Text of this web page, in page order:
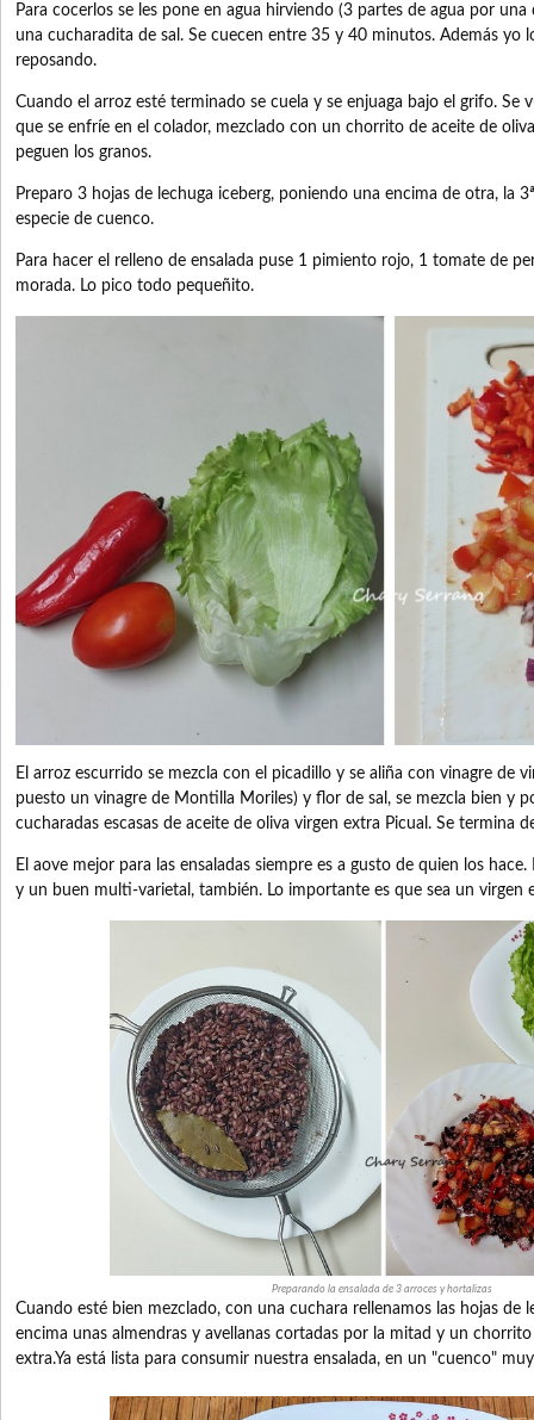
Para cocerlos se les pone en agua hirviendo (3 partes de agua por
una cucharadita de sal. Se cuecen entre 35 y 40 minutos. Además yo
reposando.
Cuando el arroz esté terminado se cuela y se enjuaga bajo el grifo. Se
que se enfríe en el colador, mezclado con un chorrito de aceite de
peguen los granos.
Preparo 3 hojas de lechuga iceberg, poniendo una encima de otra, la
especie de cuenco.
Para hacer el relleno de ensalada puse 1 pimiento rojo, 1 tomate de
morada. Lo pico todo pequeñito.
El arroz escurrido se mezcla con el picadillo y se aliña con vinagre de
puesto un vinagre de Montilla Moriles) y flor de sal, se mezcla bien y
cucharadas escasas de aceite de oliva virgen extra Picual. Se termina
El aove mejor para las ensaladas siempre es a gusto de quien los
y un buen multi-varietal, también. Lo importante es que sea un virgen
Preparando la ensalada de 3 arroces y hortalizas
Cuando esté bien mezclado, con una cuchara rellenamos las hojas de
encima unas almendras y avellanas cortadas por la mitad y un
extra.Ya está lista para consumir nuestra ensalada, en un "cuenco"